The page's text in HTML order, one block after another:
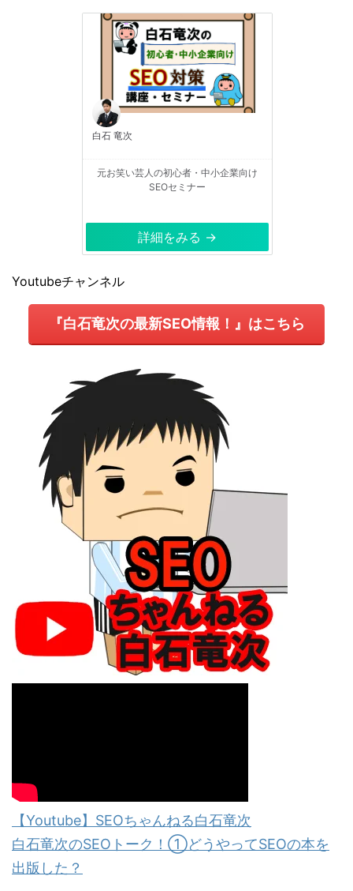
白石 竜次
元お笑い芸人の初心者・中小企業向け
SEOセミナー
詳細をみる →
Youtubeチャンネル
『白石竜次の最新SEO情報！』はこちら
【Youtube】SEOちゃんねる白石竜次
白石竜次のSEOトーク！①どうやってSEOの本を
出版した？